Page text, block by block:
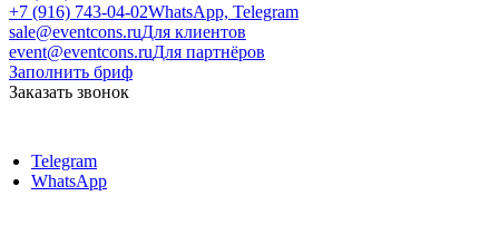
+7 (916) 743-04-02WhatsApp, Telegram
sale@eventcons.ruДля клиентов
event@eventcons.ruДля партнёров
Заполнить бриф
Заказать звонок
Telegram
WhatsApp